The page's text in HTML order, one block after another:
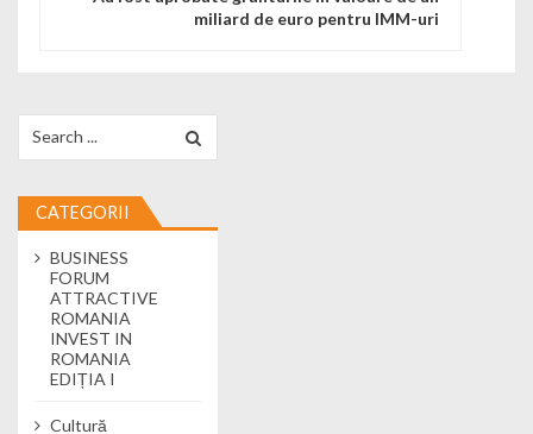
miliard de euro pentru IMM-uri
CATEGORII
BUSINESS
FORUM
ATTRACTIVE
ROMANIA
INVEST IN
ROMANIA
EDIȚIA I
Cultură